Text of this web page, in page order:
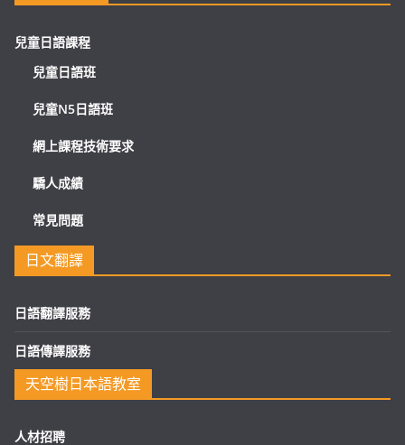
兒童日語課程
兒童日語班
兒童N5日語班
網上課程技術要求
驕人成績
常見問題
日文翻譯
日語翻譯服務
日語傳譯服務
天空樹日本語教室
人材招聘